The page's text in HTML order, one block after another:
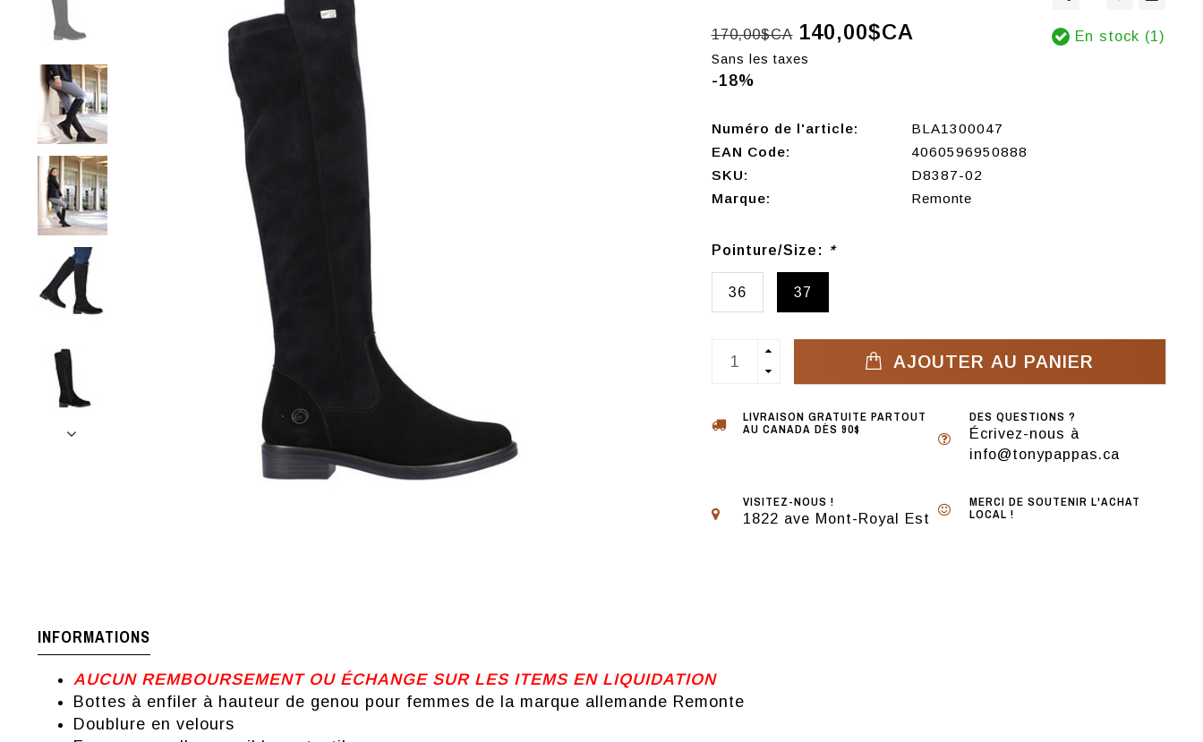
170,00$CA 140,00$CA
Sans les taxes
-18%
En stock (1)
Numéro de l'article:
BLA1300047
EAN Code:
4060596950888
SKU:
D8387-02
Marque:
Remonte
Pointure/Size: *
36 37
AJOUTER AU PANIER
LIVRAISON GRATUITE PARTOUT
AU CANADA DÈS 90$
DES QUESTIONS ?
Écrivez-nous à
info@tonypappas.ca
VISITEZ-NOUS !
1822 ave Mont-Royal Est
MERCI DE SOUTENIR L'ACHAT
LOCAL !
INFORMATIONS
AUCUN REMBOURSEMENT OU ÉCHANGE SUR LES ITEMS EN LIQUIDATION
Bottes à enfiler à hauteur de genou pour femmes de la marque allemande Remonte
Doublure en velours